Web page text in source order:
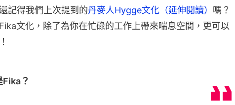
記得我們上次提到的丹麥人Hygge文化（延伸閱讀） 嗎？
文化，除了為你在忙碌的工作上帶來喘息空間，更可以
Fika？